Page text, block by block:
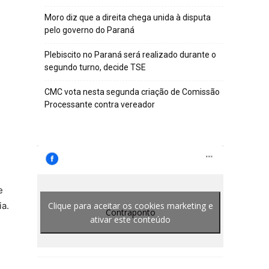
Moro diz que a direita chega unida à disputa
pelo governo do Paraná
Plebiscito no Paraná será realizado durante o
segundo turno, decide TSE
CMC vota nesta segunda criação de Comissão
Processante contra vereador
Contraponto
Clique para aceitar os cookies marketing e
ativar este conteúdo